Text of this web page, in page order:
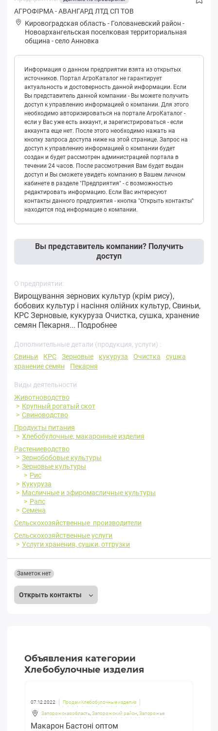
АГРОФІРМА - АВАНГАРД ЛТД СП ТОВ
Кировоградская область - Голованевский район -
Нoвoapхaнгeльская поселковая территориальная
община -село Анновка
Информация о данном предприятии взята из открытых
источников. Портал АгроКаталог не гарантирует
актуальность и достоверность данной информации. Если
Вы представитель данной компании - Вы можете получить
доступ к управлению информацией о компании. Для этого
необходимо авторизироваться на портале АгроКаталог -
если у Вас уже есть аккаунт, и зарегистрироваться - если
аккаунта еще нет. После этого необходимо нажать на
кнопку запроса доступа ниже на этой странице. Запрос на
доступ к управлению информацией о компании будет
создан и будет рассмотрен администрацией портала в
течении 24 часов. После рассмотрения Вам будет выдан
доступ и Вы сможете увидеть компанию в Вашем личном
кабинете в разделе "Предприятия" - с возможностью
редактировать информацию. Если Вас интересуют
контакты данного предприятия - кнопка "Открыть контакты"
находится под информацие о компании.
Вы представитель компании? Получить
доступ
О предприятии:
Вирощування зернових культур (крім рису),
бобових культур і насіння олійних культур, Свиньи,
КРС Зерновые, кукуруза Очистка, сушка, хранение
семян Пекарня... Подробнее
Дополнительные детали (продукция, услуги) :
Свиньи
КРС Зерновые кукуруза Очистка
сушка
хранение семян
Пекарня
Виды деятельности
Животноводство
Крупный рогатый скот
Свиноводство
Продукты питания
Хлебобулочные, макаронные изделия
Растениеводство
Зернобобовые культуры
Зерновые культуры
Рис
Кукуруза
Масличные и эфиромасличные культуры
Рапс
Семена
Сельскохозяйственные производители
Сельскохозяйственные услуги
Услуги хранения, сушки, отгрузки
Открыть контакты
Заметок нет
Объявления категории
Хлебобулочные изделия
07.12.2022 Продам Хлебобулочные изделия
Запорожская область Запорожский район ,Запорожье
Макарон Бастоні оптом